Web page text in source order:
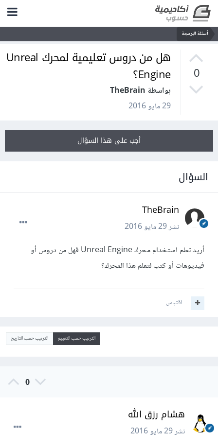
أسئلة البرمجة
0
هل من دروس تعليمية لمحرك Unreal
Engine؟
بواسطة TheBrain
29 مايو 2016
أجب على هذا السؤال
السؤال
TheBrain
نشر29 مايو 2016
أريد تعلم استخدام محرك Unreal Engine فهل من دروس أو
فيديوهات أو كتب لتعلم هذا المحرك؟
اقتباس
الترتيب حسب التقييم الترتيب حسب التاريخ
0
هشام رزق الله
نشر29 مايو 2016